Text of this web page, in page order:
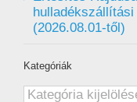
(2026.08.01-től)
Kategóriák
Kategóriák